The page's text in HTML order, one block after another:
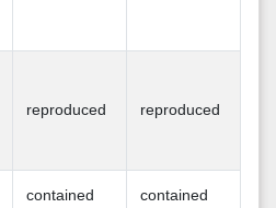
reproduced reproduced
contained contained